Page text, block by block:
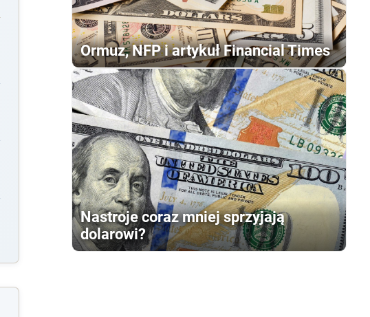
Ormuz, NFP i artykuł Financial Times
Nastroje coraz mniej sprzyjają
dolarowi?